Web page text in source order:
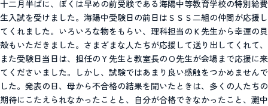
十二月半ばに、ぼくは早めの前受験である海陽中等教育学校の特別給費
生入試を受けました。海陽中受験日の前日はＳＳＳ二組の仲間が応援し
てくれました。いろいろな物をもらい、理科担当のＫ先生から幸運の貝
殻もいただきました。さまざまな人たちが応援して送り出してくれて、
また受験日当日は、担任のＹ先生と教室長のＯ先生が会場まで応援に来
てくださいました。しかし、試験ではあまり良い感触をつかめませんで
した。発表の日、母から不合格の結果を聞いたときは、多くの人たちの
期待にこたえられなかったことと、自分が合格できなかったこと、灘中